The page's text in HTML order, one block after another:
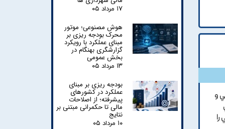
و
۱۷ مرداد ۰۵
هوش مصنوعی؛ موتور
محرک بودجه ریزی بر
مبنای عملکرد با رویکرد
گزارشگری بهنگام در
بخش عمومی
۱۳ مرداد ۰۵
بودجه ریزی بر مبنای
عملکرد در کشورهای
پیشرفته؛ از اصلاحات
مالی تا حکمرانی مبتنی بر
نتایج
۱۰ مرداد ۰۵